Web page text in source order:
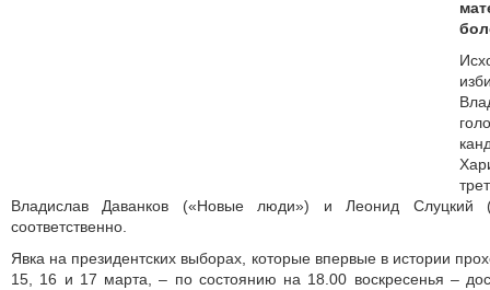
Владислав Даванков («Новые люди») и Леонид
соответственно.
Явка на президентских выборах, которые впервые в истории
15, 16 и 17 марта, – по состоянию на 18.00 воскресенья –